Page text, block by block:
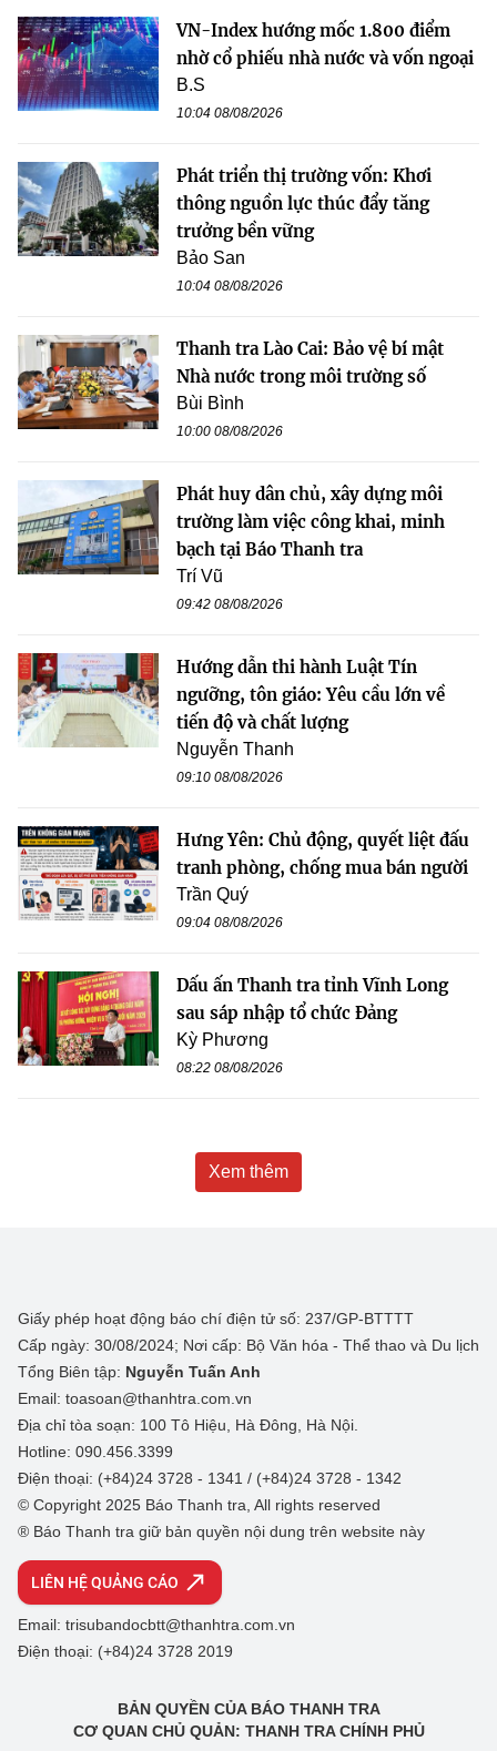
VN-Index hướng mốc 1.800 điểm
nhờ cổ phiếu nhà nước và vốn ngoại
B.S
10:04 08/08/2026
Phát triển thị trường vốn: Khơi
thông nguồn lực thúc đẩy tăng
trưởng bền vững
Bảo San
10:04 08/08/2026
Thanh tra Lào Cai: Bảo vệ bí mật
Nhà nước trong môi trường số
Bùi Bình
10:00 08/08/2026
Phát huy dân chủ, xây dựng môi
trường làm việc công khai, minh
bạch tại Báo Thanh tra
Trí Vũ
09:42 08/08/2026
Hướng dẫn thi hành Luật Tín
ngưỡng, tôn giáo: Yêu cầu lớn về
tiến độ và chất lượng
Nguyễn Thanh
09:10 08/08/2026
Hưng Yên: Chủ động, quyết liệt đấu
tranh phòng, chống mua bán người
Trần Quý
09:04 08/08/2026
Dấu ấn Thanh tra tỉnh Vĩnh Long
sau sáp nhập tổ chức Đảng
Kỳ Phương
08:22 08/08/2026
Xem thêm
Giấy phép hoạt động báo chí điện tử số: 237/GP-BTTTT
Cấp ngày: 30/08/2024; Nơi cấp: Bộ Văn hóa - Thể thao và Du lịch
Tổng Biên tập: Nguyễn Tuấn Anh
Email: toasoan@thanhtra.com.vn
Địa chỉ tòa soạn: 100 Tô Hiệu, Hà Đông, Hà Nội.
Hotline: 090.456.3399
Điện thoại: (+84)24 3728 - 1341 / (+84)24 3728 - 1342
© Copyright 2025 Báo Thanh tra, All rights reserved
® Báo Thanh tra giữ bản quyền nội dung trên website này
LIÊN HỆ QUẢNG CÁO
Email: trisubandocbtt@thanhtra.com.vn
Điện thoại: (+84)24 3728 2019
BẢN QUYỀN CỦA BÁO THANH TRA
CƠ QUAN CHỦ QUẢN: THANH TRA CHÍNH PHỦ